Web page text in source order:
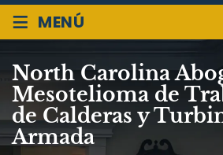
≡ MENÚ
North Carolina
Mesotelioma de
de Calderas y
Armada